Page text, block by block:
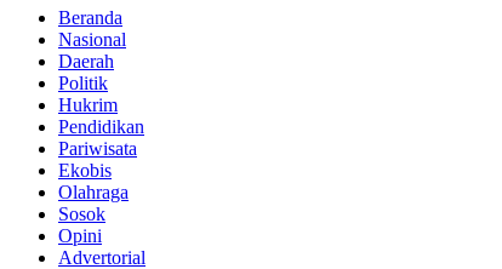
Beranda
Nasional
Daerah
Politik
Hukrim
Pendidikan
Pariwisata
Ekobis
Olahraga
Sosok
Opini
Advertorial